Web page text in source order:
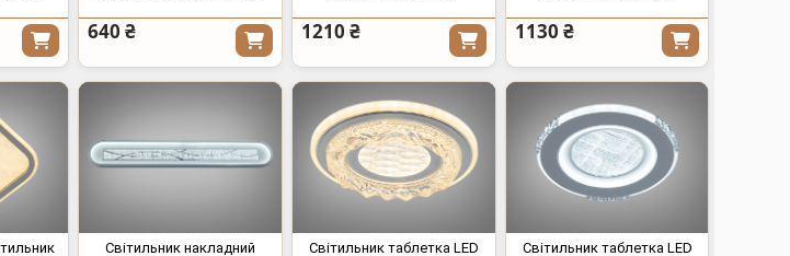
640 ₴ 1210 ₴ 1130 ₴
Світильник накладний
Світильник таблетка LED
Світильник таблетка LED